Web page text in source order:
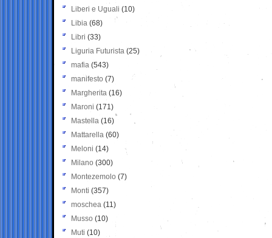
Liberi e Uguali (10)
Libia (68)
Libri (33)
Liguria Futurista (25)
mafia (543)
manifesto (7)
Margherita (16)
Maroni (171)
Mastella (16)
Mattarella (60)
Meloni (14)
Milano (300)
Montezemolo (7)
Monti (357)
moschea (11)
Musso (10)
Muti (10)